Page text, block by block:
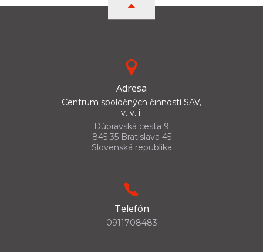
Adresa
Centrum spoločných činností SAV,
v. v. i.
Dúbravská cesta 9
845 35 Bratislava 45
Slovenská republika
Telefón
0911708483